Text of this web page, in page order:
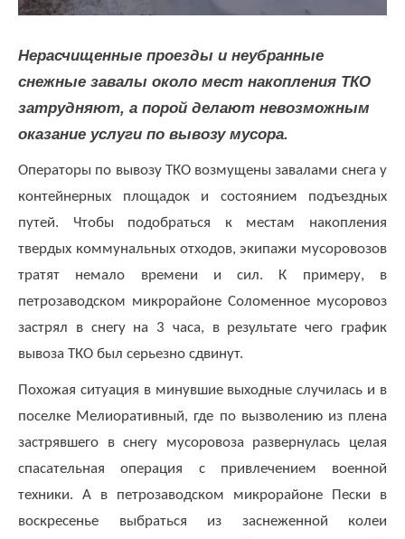
допсоглашения):
8
(8142)
82-86
;
info@rotko10.ru
юридических
лиц
по
документам
(неполучение,
почтового
адреса,
запрос
ПД
и
актов
Нерасчищенные проезды и неубранные
снежные завалы около мест накопления ТКО
затрудняют, а порой делают невозможным
оказание услуги по вывозу мусора.
Операторы по вывозу ТКО возмущены завалами снега у
контейнерных площадок и состоянием подъездных
путей. Чтобы подобраться к местам накопления
твердых коммунальных отходов, экипажи мусоровозов
тратят немало времени и сил. К примеру, в
петрозаводском микрорайоне Соломенное мусоровоз
застрял в снегу на 3 часа, в результате чего график
вывоза ТКО был серьезно сдвинут.
Похожая ситуация в минувшие выходные случилась и в
поселке Мелиоративный, где по вызволению из плена
застрявшего в снегу мусоровоза развернулась целая
спасательная операция с привлечением военной
техники. А в петрозаводском микрорайоне Пески в
воскресенье выбраться из заснеженной колеи